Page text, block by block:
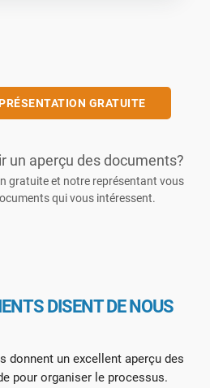
GRATUITE
un aperçu des documents?
gratuite et notre représentant vous
qui vous intéressent.
DISENT DE NOUS
donnent un excellent aperçu des
pour organiser le processus.